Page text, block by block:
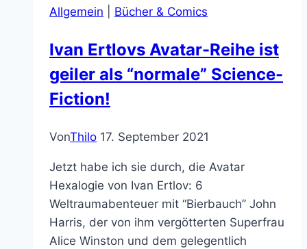
und
Allgemein Bücher & Comics
Ivan Ertlovs Avatar-Reihe ist
geiler als “normale” Science-
Fiction!
VonThilo 17. September 2021
Jetzt habe ich sie durch, die Avatar
Hexalogie von Ivan Ertlov: 6
Weltraumabenteuer mit “Bierbauch” John
Harris, der von ihm vergötterten Superfrau
Alice Winston und dem gelegentlich